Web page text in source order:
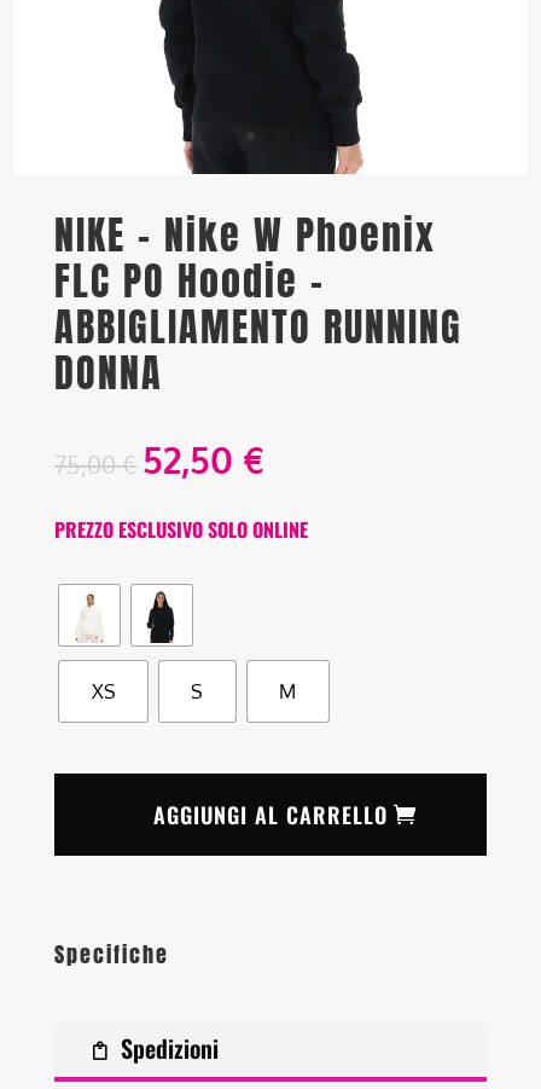
NIKE – Nike W Phoenix
FLC PO Hoodie –
ABBIGLIAMENTO RUNNING
DONNA
75,00€ 52,50 €
PREZZO ESCLUSIVO SOLO ONLINE
XS S M
AGGIUNGI AL CARRELLO
Specifiche
Spedizioni